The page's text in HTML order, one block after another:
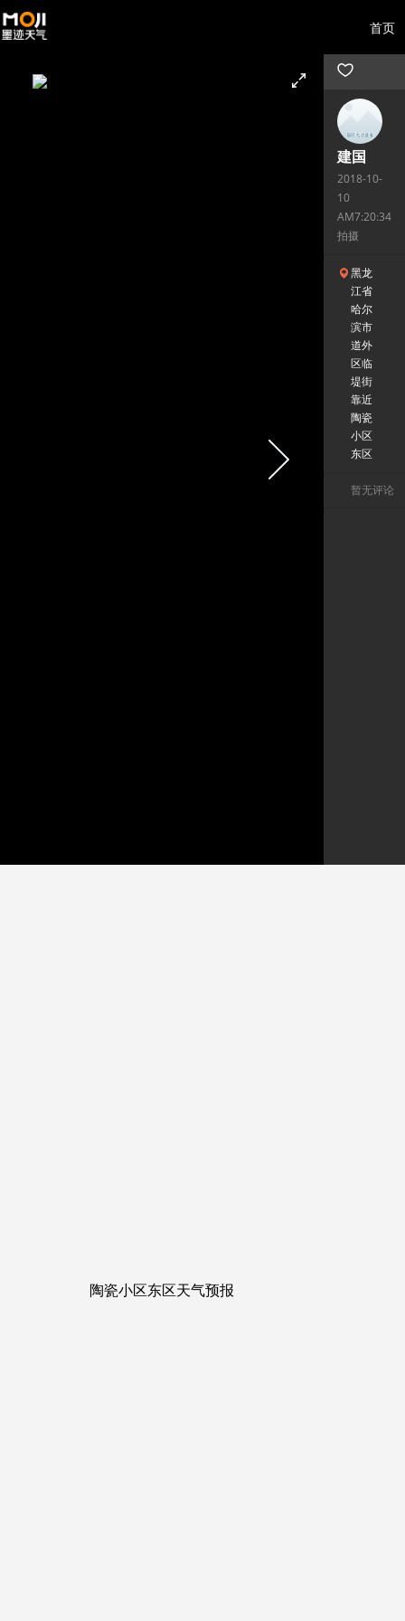
首页
建国
2018-10-
10
AM7:20:34
拍摄
黑龙
江省
哈尔
滨市
道外
区临
堤街
靠近
陶瓷
小区
东区
暂无评论